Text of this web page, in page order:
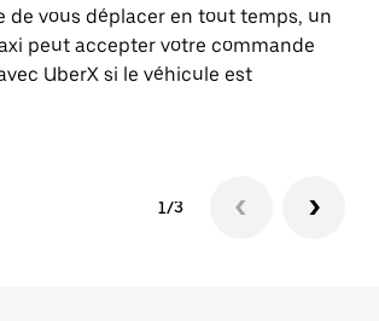
de vous déplacer en tout temps, un
peut accepter votre commande
UberX si le véhicule est
1/3